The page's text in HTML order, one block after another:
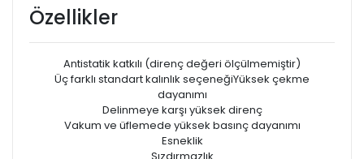
Özellikler
Antistatik katkılı (direnç değeri ölçülmemiştir)
Üç farklı standart kalınlık seçeneğiYüksek çekme
dayanımı
Delinmeye karşı yüksek direnç
Vakum ve üfIemede yüksek basınç dayanımı
Esneklik